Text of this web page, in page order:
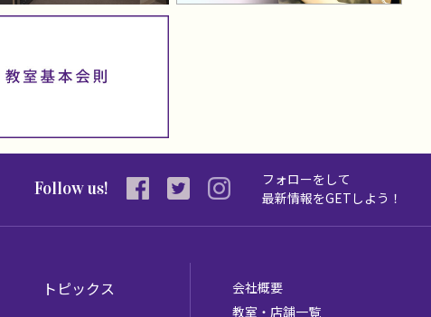
Follow us!
フォローをして
最新情報をGETしよう！
トピックス
会社概要
教室・店舗一覧